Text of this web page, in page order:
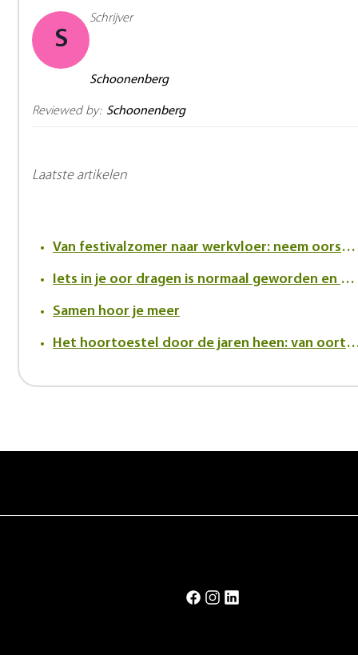
S
Schrijver
Schoonenberg
Reviewed by: Schoonenberg
Laatste artikelen
Van festivalzomer naar werkvloer: neem oorsuizen serieus
Iets in je oor dragen is normaal geworden en dat verandert de kijk op hoortoestellen
Samen hoor je meer
Het hoortoestel door de jaren heen: van oortrompet